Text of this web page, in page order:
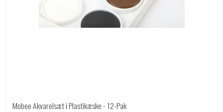
Mobee Akvarelsæt i Plastikæske - 12-Pak